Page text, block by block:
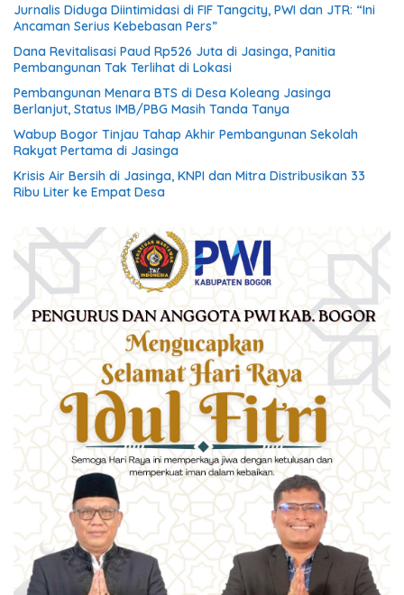
Jurnalis Diduga Diintimidasi di FIF Tangcity, PWI dan JTR: “Ini
Ancaman Serius Kebebasan Pers”
Dana Revitalisasi Paud Rp526 Juta di Jasinga, Panitia
Pembangunan Tak Terlihat di Lokasi
Pembangunan Menara BTS di Desa Koleang Jasinga
Berlanjut, Status IMB/PBG Masih Tanda Tanya
Wabup Bogor Tinjau Tahap Akhir Pembangunan Sekolah
Rakyat Pertama di Jasinga
Krisis Air Bersih di Jasinga, KNPI dan Mitra Distribusikan 33
Ribu Liter ke Empat Desa